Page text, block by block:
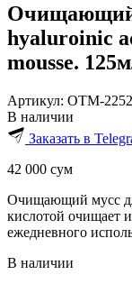
Очищающий
hyaluroinic
mousse.
Артикул: OTM-
В наличии
Заказать в
42 000 сум
Очищающий мусс
кислотой очищает
ежедневного
В наличии